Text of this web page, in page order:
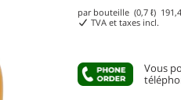
par bouteille (0,7 ℓ)
TVA et taxes incl.
Vous